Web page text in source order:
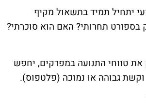
יתחיל תמיד בתשאול מקיף
תחרותי? האם הוא סוכרתי?
טווחי התנועה במפרקים, יחפש
וקשת גבוהה או נמוכה (פלטפוס).